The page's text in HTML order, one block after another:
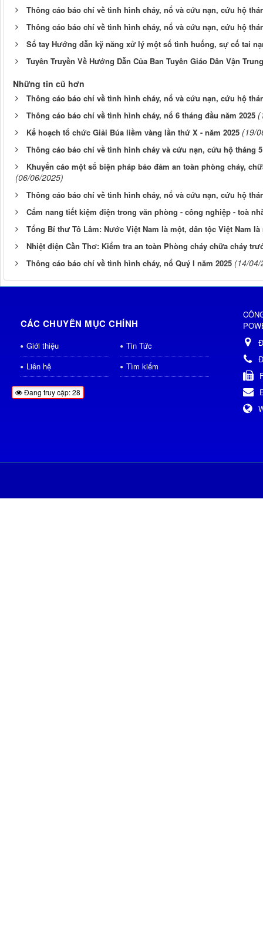
Thông cáo báo chí về tình hình cháy, nổ và cứu nạn, cứu hộ
Thông cáo báo chí về tình hình cháy, nổ và cứu nạn, cứu hộ
Sổ tay Hướng dẫn kỹ năng xử lý một số tình huống, sự cố tai
Tuyên Truyền Về Hướng Dẫn Của Ban Tuyên Giáo Dân Vận
Những tin cũ hơn
Thông cáo báo chí về tình hình cháy, nổ và cứu nạn, cứu hộ
Thông cáo báo chí về tình hình cháy, nổ 6 tháng đầu năm 2025
Kế hoạch tổ chức Giải Búa liềm vàng lần thứ X - năm 2025 (19/
Thông cáo báo chí về tình hình cháy và cứu nạn, cứu hộ tháng
Khuyến cáo một số biện pháp bảo đảm an toàn phòng cháy,
(06/06/2025)
Thông cáo báo chí về tình hình cháy, nổ và cứu nạn, cứu hộ
Cẩm nang tiết kiệm điện trong văn phòng - công nghiệp - toà
Tổng Bí thư Tô Lâm: Nước Việt Nam là một, dân tộc Việt Nam là
Nhiệt điện Cần Thơ: Kiểm tra an toàn Phòng cháy chữa cháy
Thông cáo báo chí về tình hình cháy, nổ Quý I năm 2025 (14/
CÁC CHUYÊN MỤC CHÍNH
Giới thiệu
Tin Tức
Liên hệ
Tìm kiếm
Đang truy cập: 28